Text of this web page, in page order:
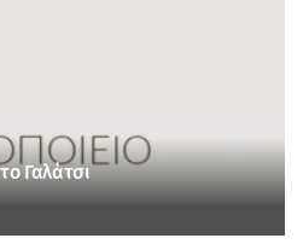
Γαλάτσι